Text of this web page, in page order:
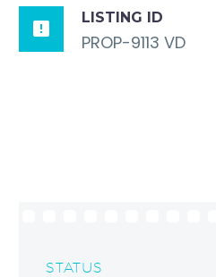

LISTING ID
PROP-9113 VD
STATUS